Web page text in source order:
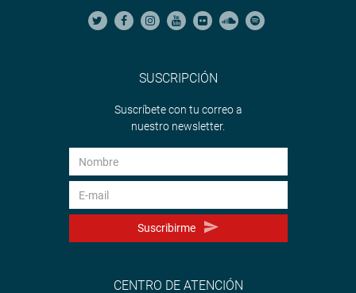
SUSCRIPCIÓN
Suscríbete con tu correo a
nuestro newsletter.
Suscribirme
CENTRO DE ATENCIÓN